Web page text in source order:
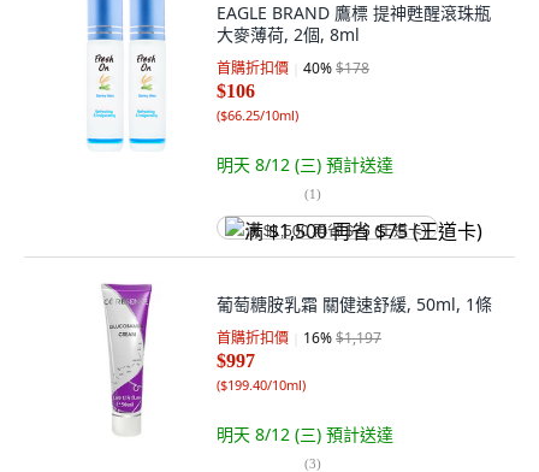
EAGLE BRAND 鷹標 提神甦醒滾珠瓶
大麥薄荷, 2個, 8ml
首購折扣價 40%$178
$106
($66.25/10ml)
明天 8/12 (三) 預計送達
(1)
满 $1,500 再省 $75 (王道卡)
葡萄糖胺乳霜 關健速舒緩, 50ml, 1條
首購折扣價 16%$1,197
$997
($199.40/10ml)
明天 8/12 (三) 預計送達
(3)